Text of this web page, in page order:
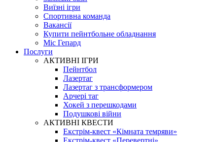
Виїзні ігри
Спортивна команда
Вакансії
Купити пейнтбольне обладнання
Міс Гепард
Послуги
АКТИВНІ ІГРИ
Пейнтбол
Лазертаг
Лазертаг з трансформером
Арчері таг
Хокей з перешкодами
Подушкові війни
АКТИВНІ КВЕСТИ
Екстрім-квест «Кімната темряви»
Екстрім-квест «Перевертні»